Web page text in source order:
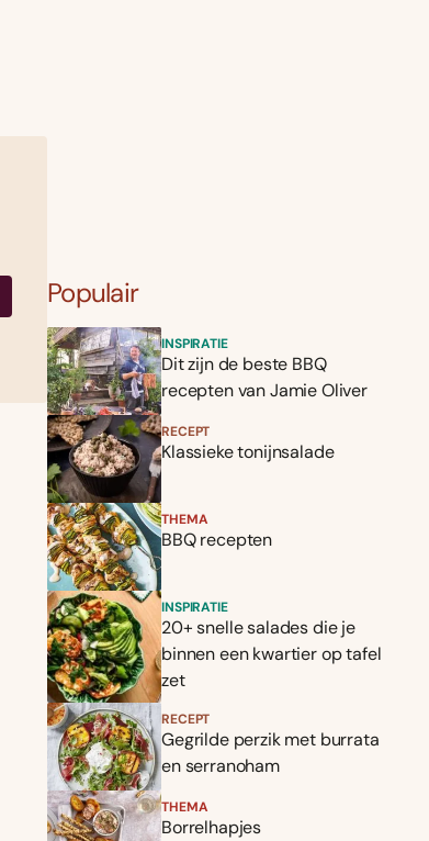
Populair
INSPIRATIE
Dit zijn de beste BBQ
recepten van Jamie Oliver
RECEPT
Klassieke tonijnsalade
THEMA
BBQ recepten
INSPIRATIE
20+ snelle salades die je
binnen een kwartier op tafel
zet
RECEPT
Gegrilde perzik met burrata
en serranoham
THEMA
Borrelhapjes